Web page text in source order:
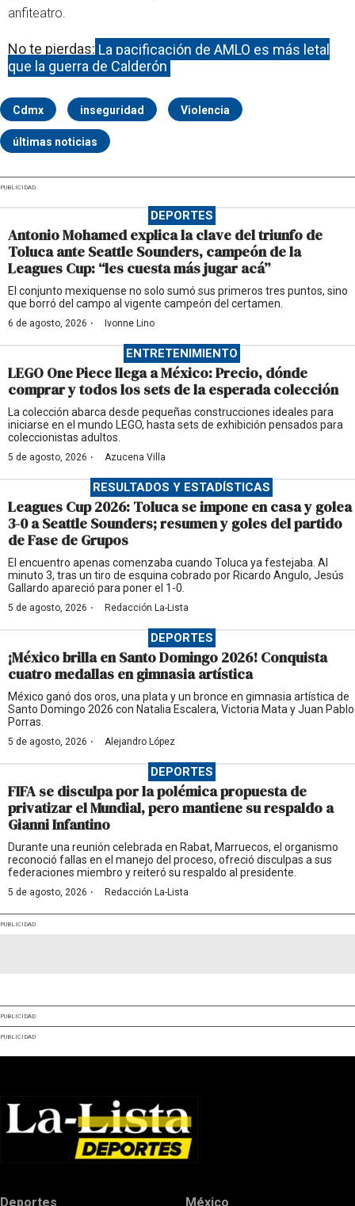
anfiteatro.
No te pierdas: La pacificación de AMLO es más letal
que la guerra de Calderón
Cdmx inseguridad Violencia
últimas noticias
PUBLICIDAD
DEPORTES
Antonio Mohamed explica la clave del triunfo de
Toluca ante Seattle Sounders, campeón de la
Leagues Cup: “les cuesta más jugar acá”
El conjunto mexiquense no solo sumó sus primeros tres puntos, sino
que borró del campo al vigente campeón del certamen.
6 de agosto, 2026 · Ivonne Lino
ENTRETENIMIENTO
LEGO One Piece llega a México: Precio, dónde
comprar y todos los sets de la esperada colección
La colección abarca desde pequeñas construcciones ideales para
iniciarse en el mundo LEGO, hasta sets de exhibición pensados para
coleccionistas adultos.
5 de agosto, 2026 · Azucena Villa
RESULTADOS Y ESTADÍSTICAS
Leagues Cup 2026: Toluca se impone en casa y golea
3-0 a Seattle Sounders; resumen y goles del partido
de Fase de Grupos
El encuentro apenas comenzaba cuando Toluca ya festejaba. Al
minuto 3, tras un tiro de esquina cobrado por Ricardo Angulo, Jesús
Gallardo apareció para poner el 1-0.
5 de agosto, 2026 · Redacción La-Lista
DEPORTES
¡México brilla en Santo Domingo 2026! Conquista
cuatro medallas en gimnasia artística
México ganó dos oros, una plata y un bronce en gimnasia artística de
Santo Domingo 2026 con Natalia Escalera, Victoria Mata y Juan Pablo
Porras.
5 de agosto, 2026 · Alejandro López
DEPORTES
FIFA se disculpa por la polémica propuesta de
privatizar el Mundial, pero mantiene su respaldo a
Gianni Infantino
Durante una reunión celebrada en Rabat, Marruecos, el organismo
reconoció fallas en el manejo del proceso, ofreció disculpas a sus
federaciones miembro y reiteró su respaldo al presidente.
5 de agosto, 2026 · Redacción La-Lista
PUBLICIDAD
PUBLICIDAD
PUBLICIDAD
Deportes México